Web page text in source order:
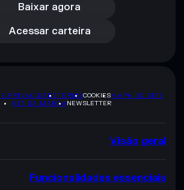
Baixar agora
Acessar carteira
Acessar carteira
PRIVACIDADETERMSCOOKIESMAPA DO SITE
KIT DA MARCA NEWSLETTER
Visão geral
Funcionalidades essenciais